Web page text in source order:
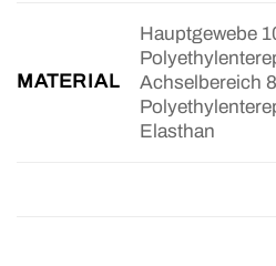
MATERIAL
Hauptgewebe
Achselbereich
Elasthan